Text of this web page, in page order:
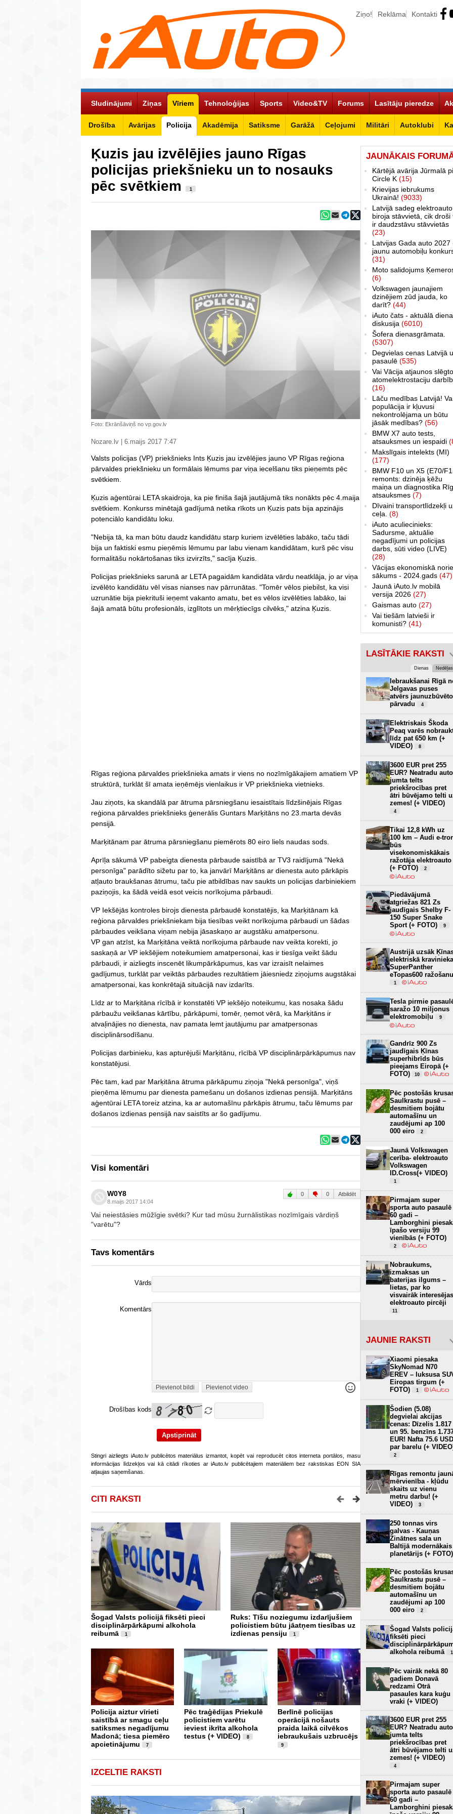
Ziņo! Reklāma Kontakti
Sludinājumi Ziņas Vīriem
Drošība Avārijas Policija Akadēmija Satiksme Garāžā Ceļojumi Militāri Autoklubi
Tehnoloģijas Sports Video&TV Forums Lasītāju pieredze
Ķuzis jau izvēlējies jauno Rīgas
policijas priekšnieku un to nosauks
pēc svētkiem
1
Foto: Ekrānšāviņš no vp.gov.lv
Nozare.lv | 6.maijs 2017 7:47
Valsts policijas (VP) priekšnieks Ints Ķuzis jau izvēlējies jauno VP Rīgas reģiona
pārvaldes priekšnieku un formālais lēmums par viņa iecelšanu tiks pieņemts pēc
svētkiem.
Ķuzis aģentūrai LETA skaidroja, ka pie finiša šajā jautājumā tiks nonākts pēc 4.maija
svētkiem. Konkurss minētajā gadījumā netika rīkots un Ķuzis pats bija apzinājis
potenciālo kandidātu loku.
"Nebija tā, ka man būtu daudz kandidātu starp kuriem izvēlēties labāko, taču tādi
bija un faktiski esmu pieņēmis lēmumu par labu vienam kandidātam, kurš pēc visu
formalitāšu nokārtošanas tiks izvirzīts," sacīja Ķuzis.
Policijas priekšnieks sarunā ar LETA pagaidām kandidāta vārdu neatklāja, jo ar viņa
izvēlēto kandidātu vēl visas nianses nav pārrunātas. "Tomēr vēlos piebilst, ka visi
uzrunātie bija piekrituši ieņemt vakanto amatu, bet es vēlos izvēlēties labāko, lai
šajā amatā būtu profesionāls, izglītots un mērķtiecīgs cilvēks," atzina Ķuzis.
Rīgas reģiona pārvaldes priekšnieka amats ir viens no nozīmīgākajiem amatiem VP
struktūrā, turklāt šī amata ieņēmējs vienlaikus ir VP priekšnieka vietnieks.
Jau ziņots, ka skandālā par ātruma pārsniegšanu iesaistītais līdzšinējais Rīgas
reģiona pārvaldes priekšnieks ģenerālis Guntars Marķitāns no 23.marta devās
pensijā.
Marķitānam par ātruma pārsniegšanu piemērots 80 eiro liels naudas sods.
Aprīļa sākumā VP pabeigta dienesta pārbaude saistībā ar TV3 raidījumā "Nekā
personīga" parādīto sižetu par to, ka janvārī Marķitāns ar dienesta auto pārkāpis
atļauto braukšanas ātrumu, taču pie atbildības nav saukts un policijas darbiniekiem
paziņojis, ka šādā veidā esot veicis norīkojuma pārbaudi.
VP Iekšējās kontroles birojs dienesta pārbaudē konstatējis, ka Marķitānam kā
reģiona pārvaldes priekšniekam bija tiesības veikt norīkojuma pārbaudi un šādas
pārbaudes veikšana viņam nebija jāsaskaņo ar augstāku amatpersonu.
VP gan atzīst, ka Marķitāna veiktā norīkojuma pārbaude nav veikta korekti, jo
saskaņā ar VP iekšējiem noteikumiem amatpersonai, kas ir tiesīga veikt šādu
pārbaudi, ir aizliegts inscenēt likumpārkāpumus, kas var izraisīt nelaimes
gadījumus, turklāt par veiktās pārbaudes rezultātiem jāiesniedz ziņojums augstākai
amatpersonai, kas konkrētajā situācijā nav izdarīts.
Līdz ar to Marķitāna rīcībā ir konstatēti VP iekšējo noteikumu, kas nosaka šādu
pārbaužu veikšanas kārtību, pārkāpumi, tomēr, ņemot vērā, ka Marķitāns ir
atvaļinājies no dienesta, nav pamata lemt jautājumu par amatpersonas
disciplinārsodīšanu.
Policijas darbinieku, kas apturējuši Marķitānu, rīcībā VP disciplinārpārkāpumus nav
konstatējusi.
Pēc tam, kad par Marķitāna ātruma pārkāpumu ziņoja "Nekā personīga", viņš
pieņēma lēmumu par dienesta pamešanu un došanos izdienas pensijā. Marķitāns
aģentūrai LETA toreiz atzina, ka ar automašīnu pārkāpis ātrumu, taču lēmums par
došanos izdienas pensijā nav saistīts ar šo gadījumu.
Visi komentāri
W0Y8
8.maijs 2017 14:04
0 0 Atbildēt
Vai neiestāsies mūžīgie svētki? Kur tad mūsu žurnālistikas nozīmīgais vārdiņš
"varētu"?
Tavs komentārs
Vārds
Komentārs
Pievienot bildi Pievienot video
Drošības kods
Stingri aizliegts iAuto.lv publicētos materiālus izmantot, kopēt vai reproducēt citos interneta portālos, masu
informācijas līdzekļos vai kā citādi rīkoties ar iAuto.lv publicētajiem materiāliem bez rakstiskas EON SIA
atļaujas saņemšanas.
CITI RAKSTI
Šogad Valsts policijā fiksēti pieci
disciplinārpārkāpumi alkohola
reibumā
1
Ruks: Tīšu noziegumu izdarījušiem
policistiem būtu jāatņem tiesības uz
izdienas pensiju
1
Policija aiztur vīrieti
saistībā ar smagu ceļu
satiksmes negadījumu
Madonā; tiesa piemēro
apcietinājumu
7
Pēc traģēdijas Priekulē
policistiem varētu
ieviest ikrīta alkohola
testus (+ VIDEO)
8
Berlīnē policijas
operācijā nošauts
praida laikā cilvēkos
iebraukušais uzbrucējs
9
reibumā iebraucis stabā
4
Autopārvadājumu jomā
konstatēto pārkāpumu
skaits ir mainīgs
1
IZCELTIE RAKSTI
JAUNĀKAIS
Kārtējā avārija Jūrmalā
Circle K (15)
Krievijas iebrukums
Ukrainā! (9033)
Latvijā sadeg elektroauto
biroja stāvvietā, cik droši
ir daudzstāvu stāvvietās
(23)
Latvijas Gada auto 2027
jaunu automobiļu
(31)
Moto salidojums
(6)
Volkswagen jaunajiem
dzinējiem zūd jauda, ko
darīt? (44)
iAuto čats - aktuālā
diskusija (6010)
Šofera dienasgrāmata.
(5307)
Degvielas cenas Latvijā
pasaulē (535)
Vai Vācija atjaunos slēgto
atomelektrostaciju
(16)
Lāču medības Latvijā!
populācija ir kļuvusi
nekontrolējama un būtu
jāsāk medības? (56)
BMW X7 auto tests,
atsauksmes un iespaidi
Makslīgais intelekts (MI)
(177)
BMW F10 un X5 (E70/
remonts: dzinēja ķēžu
maiņa un diagnostika
atsauksmes (7)
Dīvaini transportlīdzekļi
ceļa. (8)
iAuto aculiecinieks:
Sadursme, aktuālie
negadījumi un policijas
darbs, sūti video (LIVE)
(28)
Vācijas ekonomiskā
sākums - 2024.gads (47)
Jaunā iAuto.lv mobilā
versija 2026 (27)
Gaismas auto (27)
Vai tiešām latvieši ir
komunisti? (41)
LASĪTĀKIE RAKSTI
Dienas Nedēļas
Iebraukšanai Rīgā
Jelgavas puses
atvērs jaunuzbūvēto
pārvadu
4
Elektriskais Škoda
Peaq varēs
līdz pat 650 km (+
VIDEO)
8
3600 EUR pret 255
EUR? Neatradu auto
jumta telts
priekšrocības pret
ātri būvējamo telti
zemes! (+ VIDEO)
4
Tikai 12,8 kWh uz
100 km – Audi e-
būs
visekonomiskākais
ražotāja elektroauto
(+ FOTO)
2
Piedāvājumā
atgriežas 821 Zs
jaudīgais Shelby F-
150 Super Snake
Sport (+ FOTO)
9
Austrijā uzsāk
elektriskā kravinieka
SuperPanther
eTopas600 ražošanu
1
Tesla pirmie
saražo 10 miljonus
elektromobiļu
9
Gandrīz 900 Zs
jaudīgais Ķīnas
superhibrīds būs
pieejams Eiropā (+
FOTO)
10
Pēc postošās
Saulkrastu pusē –
desmitiem bojātu
automašīnu un
zaudējumi ap 100
000 eiro
2
Jaunā Volkswagen
cerība- elektroauto
Volkswagen
ID.Cross(+ VIDEO)
1
Pirmajam super
sporta auto pasaulē
60 gadi –
Lamborghini
īpašo versiju 99
vienībās (+ FOTO)
2
Nobraukums,
izmaksas un
baterijas ilgums –
lietas, par ko
visvairāk interesējas
elektroauto pircēji
11
JAUNIE RAKSTI
Xiaomi piesaka
SkyNomad N70
EREV – luksusa
Eiropas tirgum (+
FOTO)
1
Šodien (5.08)
degvielai akcijas
cenas: Dīzelis 1.817
un 95. benzīns
EUR! Nafta 75.6 USD
par barelu (+
2
Rīgas remontu
mērvienība - kļūdu
skaits uz vienu
metru darbu! (+
VIDEO)
3
250 tonnas virs
galvas - Kauņas
Zinātnes sala un
Baltijā modernākais
planetārijs (+ FOTO)
Pēc postošās
Saulkrastu pusē –
desmitiem bojātu
automašīnu un
zaudējumi ap 100
000 eiro
2
Šogad Valsts
fiksēti pieci
alkohola reibumā
1
Pēc vairāk nekā 80
gadiem Donavā
redzami Otrā
pasaules kara kuģu
vraki (+ VIDEO)
3600 EUR pret 255
EUR? Neatradu auto
jumta telts
priekšrocības pret
ātri būvējamo telti
zemes! (+ VIDEO)
4
Pirmajam super
sporta auto pasaulē
60 gadi –
Lamborghini